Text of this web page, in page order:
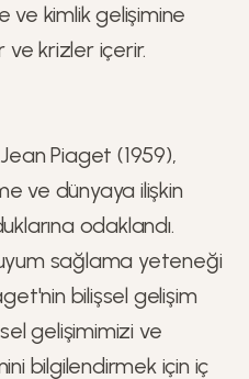
ve kimlik gelişimine
ve krizler içerir.
Piaget (1959),
ve dünyaya ilişkin
odaklandı.
sağlama yeteneği
bilişsel gelişim
gelişimimizi ve
bilgilendirmek için iç